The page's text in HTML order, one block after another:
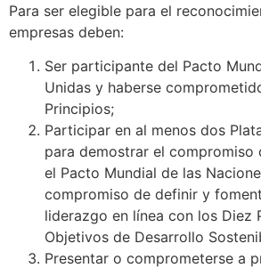
Para ser elegible para el
empresas deben:
Ser participante del Pacto
Unidas y haberse
Principios;
Participar en al menos dos
para demostrar el compromiso
el Pacto Mundial de las
compromiso de definir y
liderazgo en línea con los Diez
Objetivos de Desarrollo
Presentar o comprometerse a